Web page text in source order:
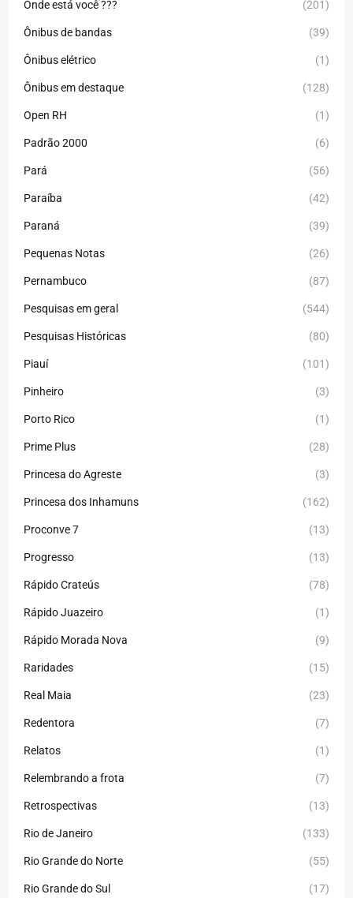
Onde está você ??? (201)
Ônibus de bandas (39)
Ônibus elétrico (1)
Ônibus em destaque (128)
Open RH (1)
Padrão 2000 (6)
Pará (56)
Paraíba (42)
Paraná (39)
Pequenas Notas (26)
Pernambuco (87)
Pesquisas em geral (544)
Pesquisas Históricas (80)
Piauí (101)
Pinheiro (3)
Porto Rico (1)
Prime Plus (28)
Princesa do Agreste (3)
Princesa dos Inhamuns (162)
Proconve 7 (13)
Progresso (13)
Rápido Crateús (78)
Rápido Juazeiro (1)
Rápido Morada Nova (9)
Raridades (15)
Real Maia (23)
Redentora (7)
Relatos (1)
Relembrando a frota (7)
Retrospectivas (13)
Rio de Janeiro (133)
Rio Grande do Norte (55)
Rio Grande do Sul (17)